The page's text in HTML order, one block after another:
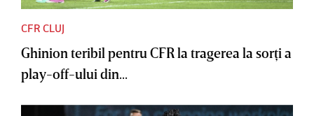
CFR CLUJ
Ghinion teribil pentru CFR la tragerea la sorţi a
play-off-ului din...